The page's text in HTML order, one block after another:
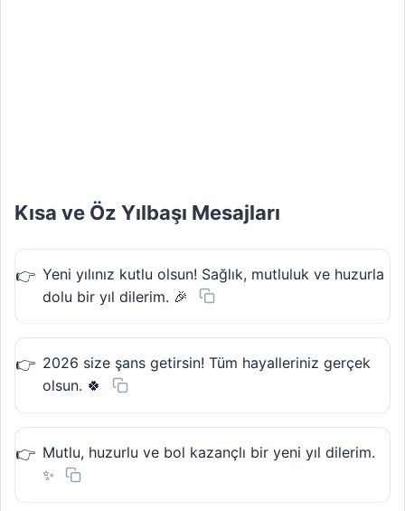
Kısa ve Öz Yılbaşı Mesajları
Yeni yılınız kutlu olsun! Sağlık, mutluluk ve huzurla
dolu bir yıl dilerim. 🎉
2026 size şans getirsin! Tüm hayalleriniz gerçek
olsun. 🍀
Mutlu, huzurlu ve bol kazançlı bir yeni yıl dilerim.
✨